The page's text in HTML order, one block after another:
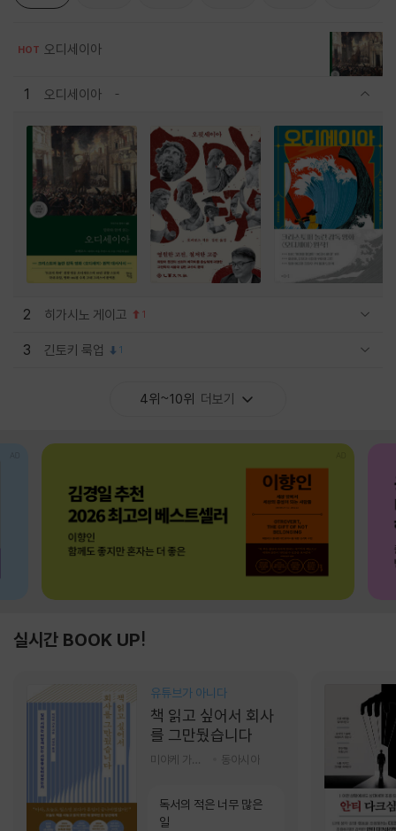
HOT 오디세이아
1 오디세이아
2 히가시노 게이고 1
3 긴토키 룩업 1
4위~10위 더보기
실시간 BOOK UP!
유튜브가 아니다
책 읽고 싶어서 회사
를 그만뒀습니다
동아시아
독서의 적은 너무 많은
일